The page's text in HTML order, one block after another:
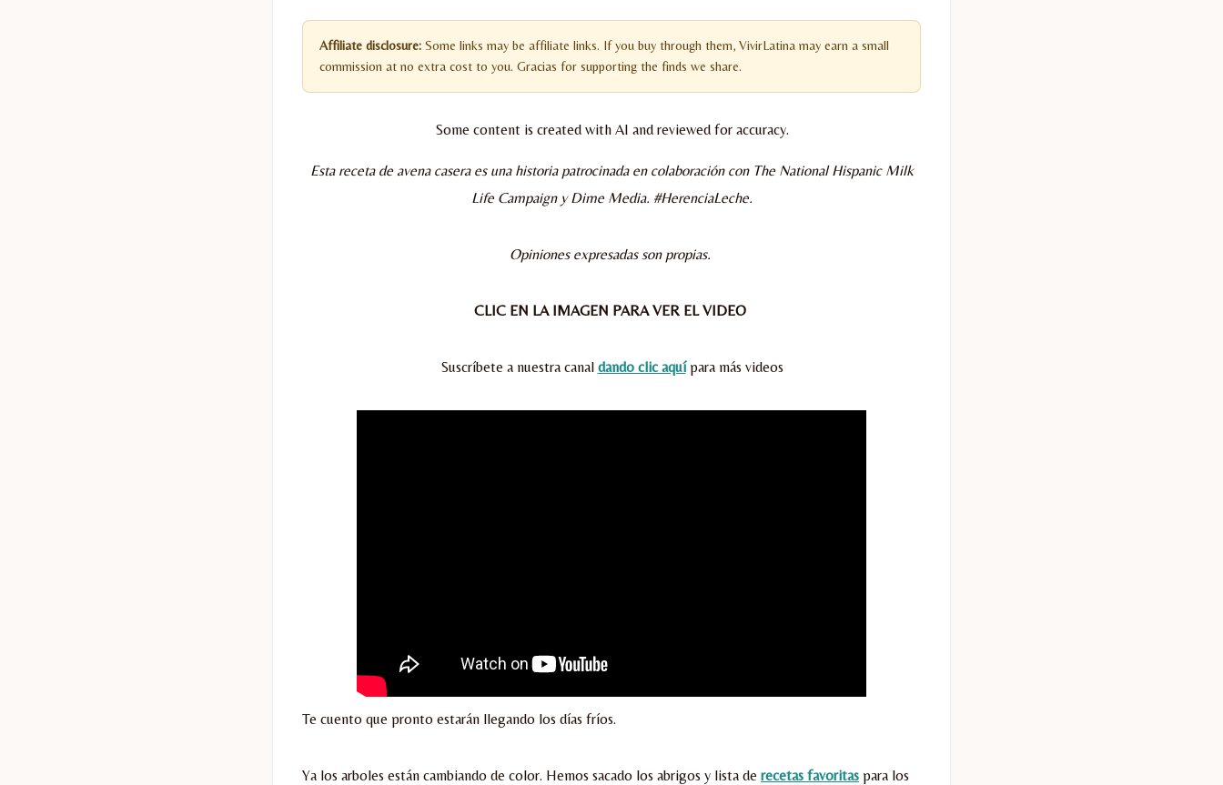
Affiliate disclosure: Some links may be affiliate links. If you buy through them, VivirLatina may earn a small
commission at no extra cost to you. Gracias for supporting the finds we share.
Some content is created with AI and reviewed for accuracy.
Esta receta de avena casera es una historia patrocinada en colaboración con The National Hispanic Milk
Life Campaign y Dime Media. #HerenciaLeche.
Opiniones expresadas son propias.
CLIC EN LA IMAGEN PARA VER EL VIDEO
Suscríbete a nuestra canal dando clic aquípara más videos
Te cuento que pronto estarán llegando los días fríos.
Ya los arboles están cambiando de color. Hemos sacado los abrigos y lista de recetas favoritas para los